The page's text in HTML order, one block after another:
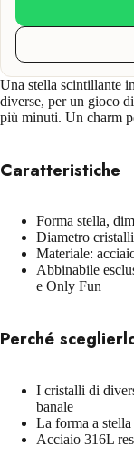
Una stella scintillante
diverse, per un gioco
più minuti. Un charm
Caratteristiche
Forma stella,
Diametro
Materiale:
Abbinabile
e Only Fun
Perché
I cristalli di
banale
La forma a
Acciaio 316L